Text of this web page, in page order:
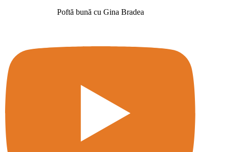
Poftă bună cu Gina Bradea